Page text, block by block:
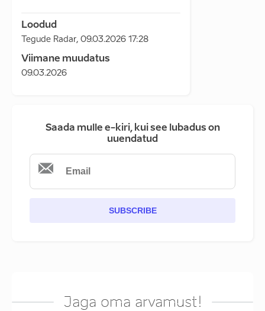
Loodud
Tegude Radar, 09.03.2026 17:28
Viimane muudatus
09.03.2026
Saada mulle e-kiri, kui see lubadus on
uuendatud
SUBSCRIBE
Jaga oma arvamust!